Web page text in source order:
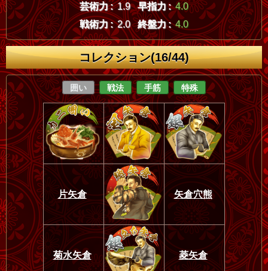
芸術力 : 1.9 早指力 : 4.0
戦術力 : 2.0 終盤力 : 4.0
コレクション(16/44)
囲い 戦法 手筋 特殊
片矢倉 矢倉穴熊
菊水矢倉 菱矢倉